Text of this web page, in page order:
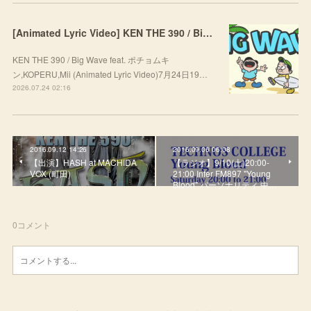
[Animated Lyric Video] KEN THE 390 / Big Wave feat. ポチョムキン,KOPERU,Mii
KEN THE 390 / Big Wave feat. ポチョムキ
ン,KOPERU,Mii (Animated Lyric Video)7月24日19…
2026.07.24 02:16
2016.09.12 14:26
【出演】HASH at MACHIDA
VOX (町田)
2016.09.06 06:08
【ラジオ】9/10(土)20:00-
21:00 Infer FM897 "Young
Blood" パーソナリティ 中…
0コメント